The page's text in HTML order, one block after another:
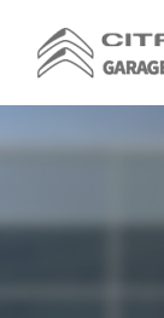
contenu